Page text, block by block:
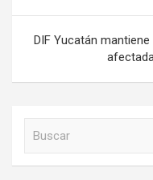
entradas
DIF Yucatán